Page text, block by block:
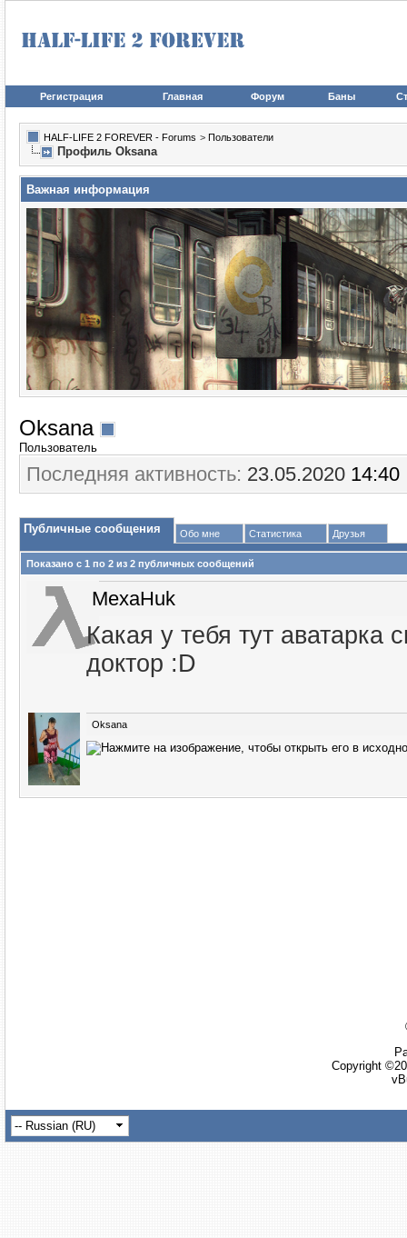
Регистрация Главная Форум Баны
HALF-LIFE 2 FOREVER - Forums > Пользователи
Профиль Oksana
Важная информация
Oksana
Пользователь
Последняя активность: 23.05.2020 14:40
Публичные сообщения Обо мне Статистика Друзья
Показано с 1 по 2 из 2 публичных сообщений
MexaHuk
Какая у тебя тут аватарка
доктор :D
Oksana
Copyright